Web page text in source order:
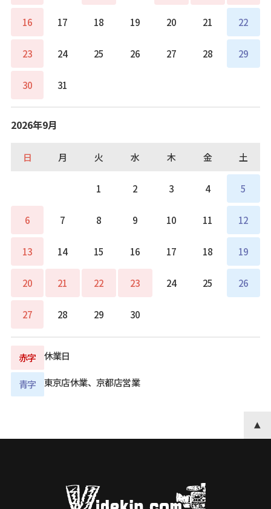
16 17 18 19 20 21 22
23 24 25 26 27 28 29
30 31
2026年9月
日 月 火 水 木 金 土
1 2 3 4 5
6 7 8 9 10 11 12
13 14 15 16 17 18 19
20 21 22 23 24 25 26
27 28 29 30
赤字 休業日
青字 東京店休業、京都店営業